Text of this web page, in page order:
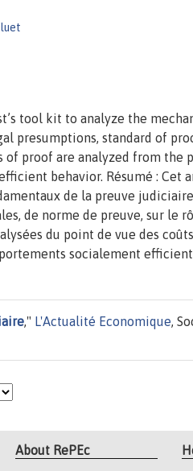
tool kit to analyze the
presumptions, standard of
of proof are analyzed from the
behavior. Résumé : Cet
de la preuve
de norme de preuve, sur le
du point de vue des
socialement
," L'Actualité Economique,
About RePEc